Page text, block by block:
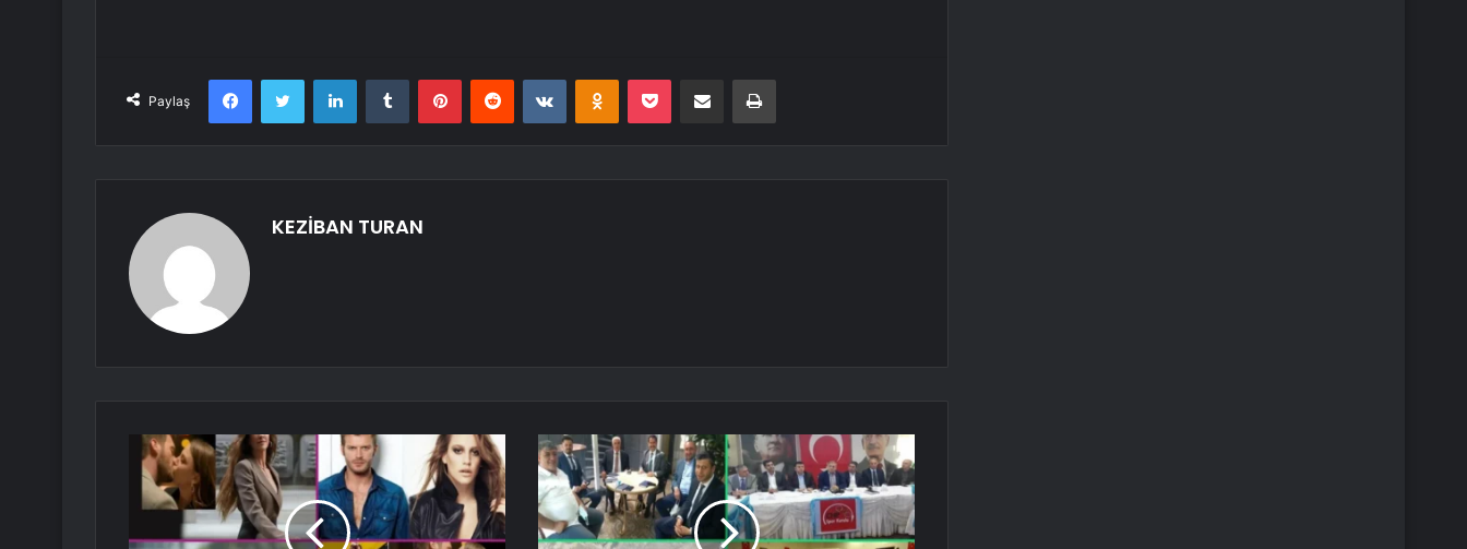
Paylaş
FacebookTwitter LinkedInTumblr PinterestReddit VKontakteOdnoklassniki
Pocket E-Posta ile paylaş Yazdır
KEZİBAN TURAN